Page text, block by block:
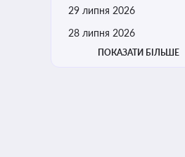
29 липня 2026
28 липня 2026
ПОКАЗАТИ БІЛЬШЕ